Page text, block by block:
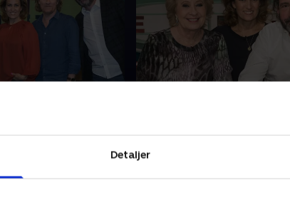
Detaljer
er fyldt til randen
Blichfeldt og
skal forsøge at gætte.
dansktopdronning, Birthe
svinge boremaskinen, eller